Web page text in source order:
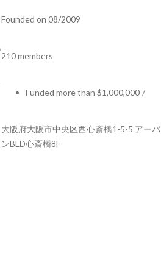
Founded on 08/2009
210 members
Funded more than $1,000,000 /
大阪府大阪市中央区西心斎橋1-5-5 アーバ
ンBLD心斎橋8F